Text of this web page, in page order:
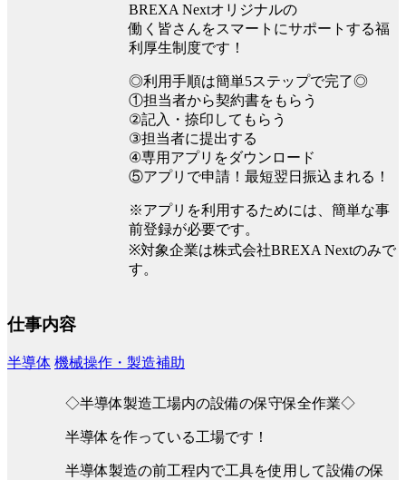
BREXA Nextオリジナルの
働く皆さんをスマートにサポートする福
利厚生制度です！
◎利用手順は簡単5ステップで完了◎
①担当者から契約書をもらう
②記入・捺印してもらう
③担当者に提出する
④専用アプリをダウンロード
⑤アプリで申請！最短翌日振込まれる！
※アプリを利用するためには、簡単な事
前登録が必要です。
※対象企業は株式会社BREXA Nextのみで
す。
仕事内容
半導体 機械操作・製造補助
◇半導体製造工場内の設備の保守保全作業◇
半導体を作っている工場です！
半導体製造の前工程内で工具を使用して設備の保